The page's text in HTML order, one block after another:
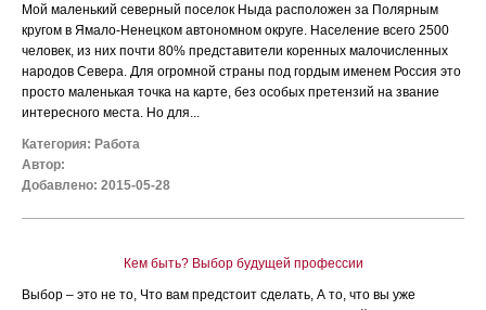
Мой маленький северный поселок Ныда расположен за Полярным
кругом в Ямало-Ненецком автономном округе. Население всего 2500
человек, из них почти 80% представители коренных малочисленных
народов Севера. Для огромной страны под гордым именем Россия это
просто маленькая точка на карте, без особых претензий на звание
интересного места. Но для...
Категория: Работа
Автор:
Добавлено: 2015-05-28
Кем быть? Выбор будущей профессии
Выбор – это не то, Что вам предстоит сделать, А то, что вы уже